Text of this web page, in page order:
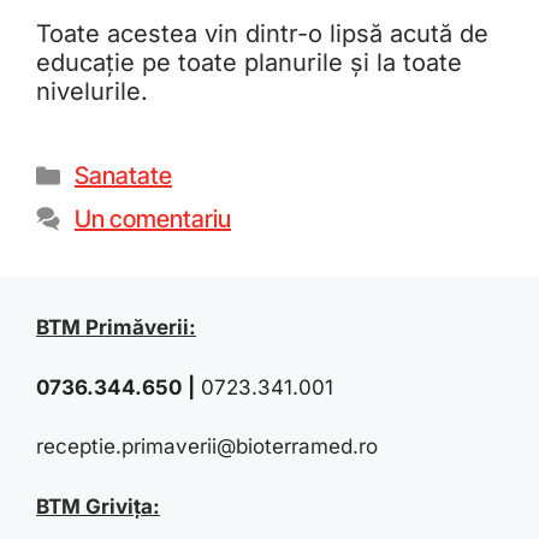
Toate acestea vin dintr-o lipsă acută de
educație pe toate planurile și la toate
nivelurile.
Sanatate
Un comentariu
BTM Primăverii:
0736.344.650 0723.341.001
receptie.primaverii@bioterramed.ro
BTM Grivița: